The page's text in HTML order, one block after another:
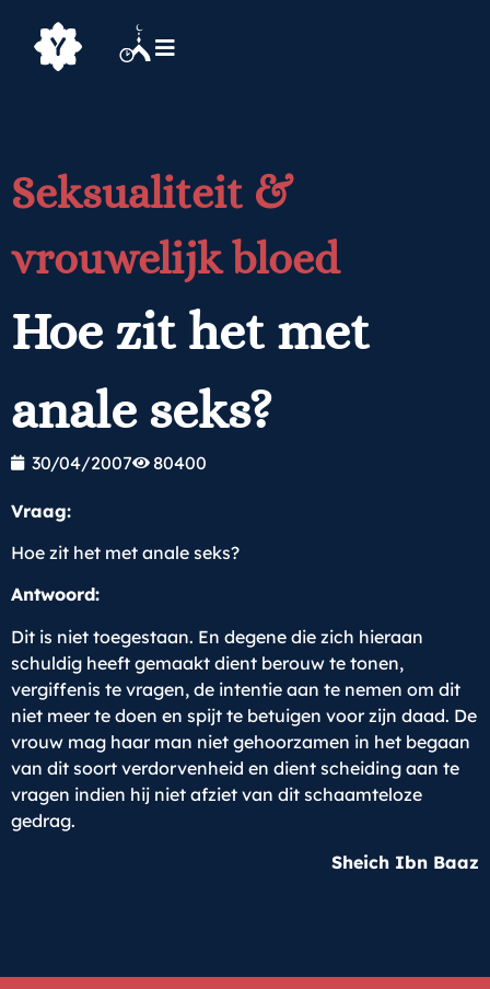
Seksualiteit &
vrouwelijk bloed
Hoe zit het met
anale seks?
30/04/2007 80400
Vraag:
Hoe zit het met anale seks?
Antwoord:
Dit is niet toegestaan. En degene die zich hieraan
schuldig heeft gemaakt dient berouw te tonen,
vergiffenis te vragen, de intentie aan te nemen om dit
niet meer te doen en spijt te betuigen voor zijn daad. De
vrouw mag haar man niet gehoorzamen in het begaan
van dit soort verdorvenheid en dient scheiding aan te
vragen indien hij niet afziet van dit schaamteloze
gedrag.
Sheich Ibn Baaz